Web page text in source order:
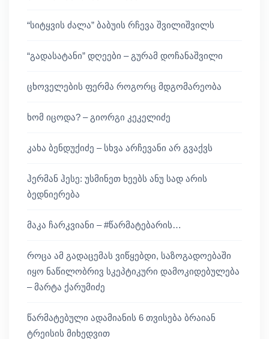
“სიტყვის ძალა” ბაბუის რჩევა შვილიშვილს
“გადასატანი” დღეები – გურამ დოჩანაშვილი
ცხოველების ფერმა როგორც მდგომარეობა
ხომ იცოდა? – გიორგი კეკელიძე
კახა ბენდუქიძე – სხვა არჩევანი არ გვაქვს
ჰერმან ჰესე: უსმინეთ ხეებს ანუ სად არის
ბედნიერება
მაკა ჩარკვიანი – #წარმატებარის…
როცა ამ გადაცემას ვიწყებდი, საზოგადოებაში
იყო ნაწილობრივ სკეპტიკური დამოკიდებულება
– მარტა ქარუმიძე
წარმატებული ადამიანის 6 თვისება ბრაიან
ტრეისის მიხედვით